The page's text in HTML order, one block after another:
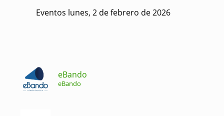
Eventos lunes, 2 de febrero de 2026
eBando
eBando